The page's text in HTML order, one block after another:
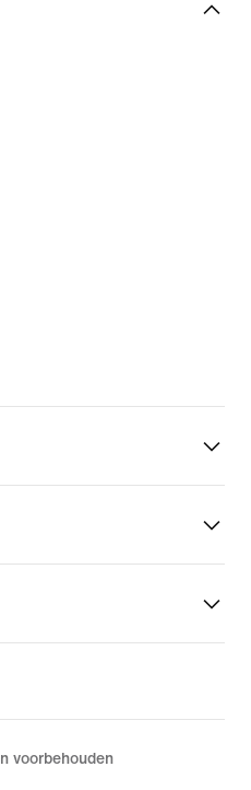
voorbehouden